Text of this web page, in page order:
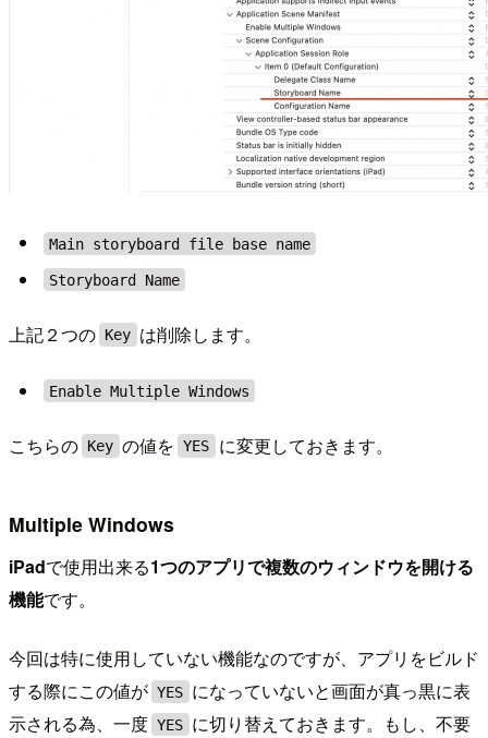
Main storyboard file base name
Storyboard Name
上記２つの Key は削除します。
Enable Multiple Windows
こちらの Key の値を YES に変更しておきます。
Multiple Windows
iPadで使用出来る1つのアプリで複数のウィンドウを開ける
機能です。
今回は特に使用していない機能なのですが、アプリをビルド
する際にこの値が YES になっていないと画面が真っ黒に表
示される為、一度 YES に切り替えておきます。もし、不要